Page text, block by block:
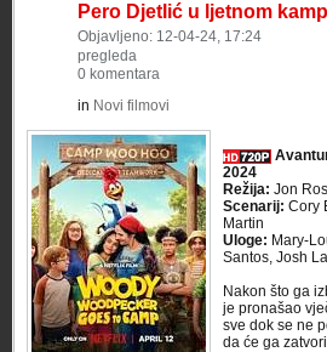
Pero Djetlić u ljetnom
Objavljeno: 12-04-24, 17:24
pregleda
0 komentara
in Novi filmovi
2024
Režija: Jon
Scenarij: Cory
Martin
Uloge: Mary-
Santos, Josh
Nakon što ga
je pronašao
sve dok se ne
da će ga